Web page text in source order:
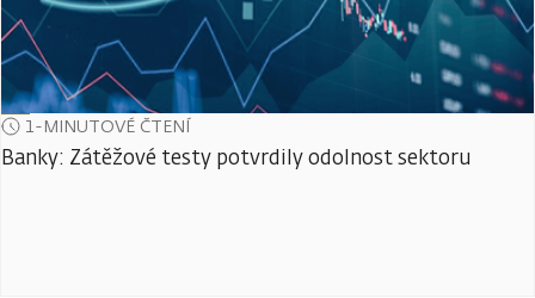
1-MINUTOVÉ ČTENÍ
Banky: Zátěžové testy potvrdily odolnost sektoru